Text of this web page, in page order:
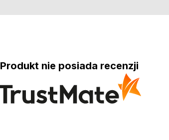
Produkt nie posiada recenzji